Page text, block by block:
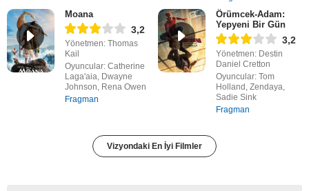
Moana
3,2
Yönetmen: Thomas
Kail
Oyuncular: Catherine
Laga'aia, Dwayne
Johnson, Rena Owen
Fragman
Örümcek-Adam:
Yepyeni Bir Gün
3,2
Yönetmen: Destin
Daniel Cretton
Oyuncular: Tom
Holland, Zendaya,
Sadie Sink
Fragman
Vizyondaki En İyi Filmler